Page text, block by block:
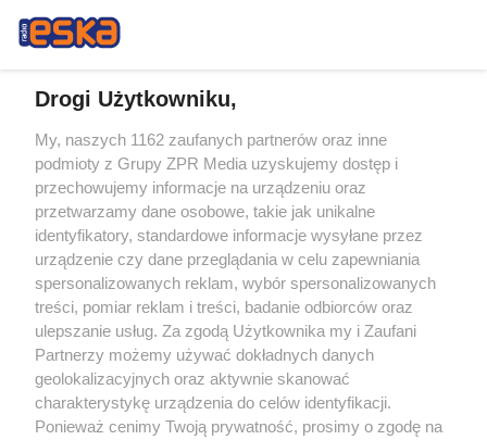
Drogi Użytkowniku,
My, naszych 1162 zaufanych partnerów oraz inne
podmioty z Grupy ZPR Media uzyskujemy dostęp i
przechowujemy informacje na urządzeniu oraz
przetwarzamy dane osobowe, takie jak unikalne
identyfikatory, standardowe informacje wysyłane przez
urządzenie czy dane przeglądania w celu zapewniania
spersonalizowanych reklam, wybór spersonalizowanych
treści, pomiar reklam i treści, badanie odbiorców oraz
ulepszanie usług. Za zgodą Użytkownika my i Zaufani
Partnerzy możemy używać dokładnych danych
geolokalizacyjnych oraz aktywnie skanować
charakterystykę urządzenia do celów identyfikacji.
Ponieważ cenimy Twoją prywatność, prosimy o zgodę na